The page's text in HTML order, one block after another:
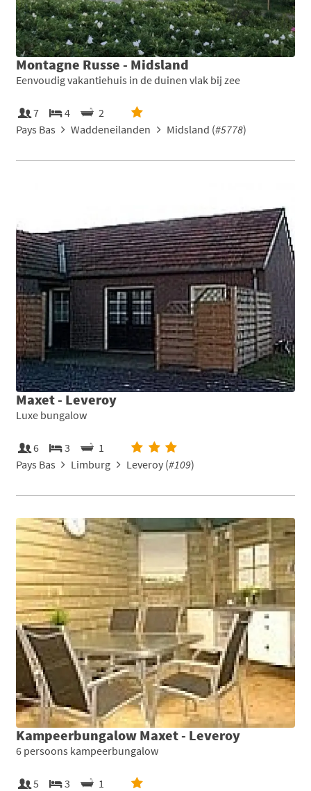
Montagne Russe - Midsland
Eenvoudig vakantiehuis in de duinen vlak bij zee
7 4
2
Pays Bas
Waddeneilanden Midsland (#5778)
Maxet - Leveroy
Luxe bungalow
6 3
1
Pays Bas
Limburg Leveroy (#109)
Kampeerbungalow Maxet - Leveroy
6 persoons kampeerbungalow
5 3
1